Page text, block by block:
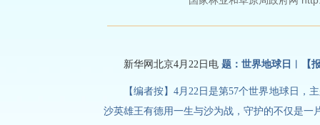
新华网北京4月22日电 题：世界地球日︱【
【编者按】4月22日是第57个世界地球日，
沙英雄王有德用一生与沙为战，守护的不仅是一